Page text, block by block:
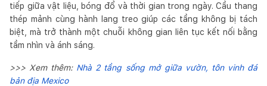
tiếp giữa vật liệu, bóng đổ và thời gian trong ngày. Cầu thang
thép mảnh cùng hành lang treo giúp các tầng không bị tách
biệt, mà trở thành một chuỗi không gian liên tục kết nối bằng
tầm nhìn và ánh sáng.
>>> Xem thêm: Nhà 2 tầng sống mở giữa vườn, tôn vinh đá
bản địa Mexico